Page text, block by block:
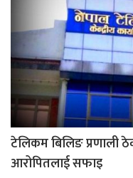
टेलिकम बिलिङ प्रणाली
आरोपितलाई सफाइ